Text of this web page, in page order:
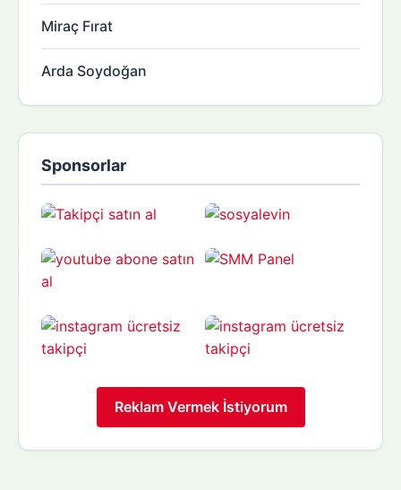
Miraç Fırat
Arda Soydoğan
Sponsorlar
Reklam Vermek İstiyorum